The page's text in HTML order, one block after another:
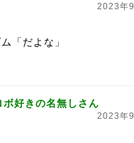
2023年
「だよな」
好きの名無しさん
2023年